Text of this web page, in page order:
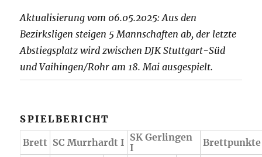
Aktualisierung vom 06.05.2025: Aus den
Bezirksligen steigen 5 Mannschaften ab, der letzte
Abstiegsplatz wird zwischen DJK Stuttgart-Süd
und Vaihingen/Rohr am 18. Mai ausgespielt.
SPIELBERICHT
Brett SC Murrhardt I SK Gerlingen
I
Brettpunkte